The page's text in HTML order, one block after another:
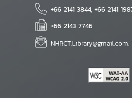
+66 2141 3844, +66 2141
+66 2143 7746